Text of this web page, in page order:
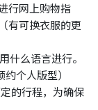
行网上购物指
有可换衣服的更
什么语言进行。
个人版型）
的行程，为确保